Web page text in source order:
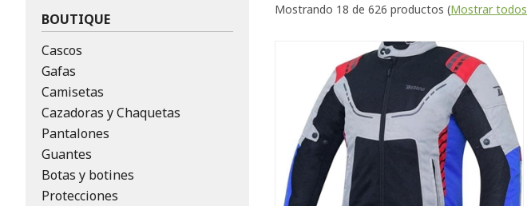
Mostrando 18 de 626 productos (Mostrar todos
BOUTIQUE
Cascos
Gafas
Camisetas
Cazadoras y Chaquetas
Pantalones
Guantes
Botas y botines
Protecciones